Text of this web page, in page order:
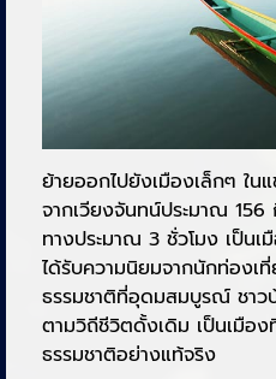
ย้ายออกไปยังเมืองเล็กๆ ใ
จากเวียงจันทน์ประมาณ 156
ทางประมาณ 3 ชั่วโมง เป็นเ
ได้รับความนิยมจากนักท่องเ
ธรรมชาติที่อุดมสมบูรณ์ ชาว
ตามวิถีชีวิตดั้งเดิม เป็นเมือ
ธรรมชาติอย่างแท้จริง